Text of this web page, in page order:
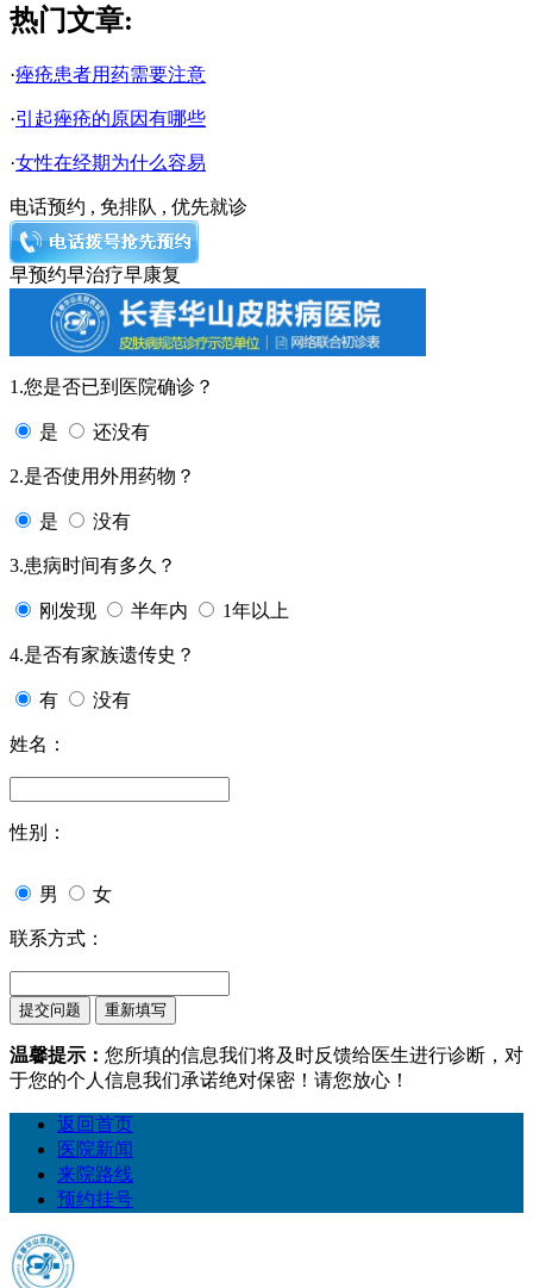
热门文章:
·痤疮患者用药需要注意
·引起痤疮的原因有哪些
·女性在经期为什么容易
电话预约 , 免排队 , 优先就诊
早预约早治疗早康复
1.您是否已到医院确诊？
是 还没有
2.是否使用外用药物？
是 没有
3.患病时间有多久？
刚发现 半年内 1年以上
4.是否有家族遗传史？
有 没有
姓名：
性别：
男 女
联系方式：
温馨提示： 您所填的信息我们将及时反馈给医生进行诊断，对
于您的个人信息我们承诺绝对保密！请您放心！
返回首页
医院新闻
来院路线
预约挂号